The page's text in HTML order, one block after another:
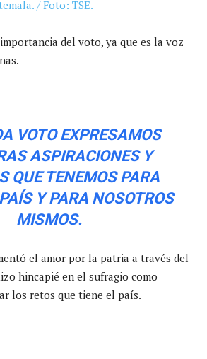
/ Foto: TSE.
del voto, ya que es la voz
VOTO EXPRESAMOS
ASPIRACIONES Y
QUE TENEMOS PARA
Y PARA NOSOTROS
MISMOS.
el amor por la patria a través del
hincapié en el sufragio como
los retos que tiene el país.